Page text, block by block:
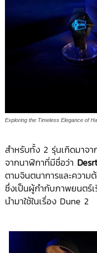
Exploring the Timeless Elegance of
สำหรับทั้ง 2 รุ่นเกิดมาจ
จากนาฬิกาที่มีชื่อว่า
ตามจินตนาการและความ
ซึ่งเป็นผู้กำกับภาพยนตร์
นำมาใช้ในเรื่อง Dune 2